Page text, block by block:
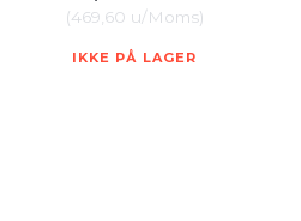
(469,60 u/Moms)
IKKE PÅ LAGER